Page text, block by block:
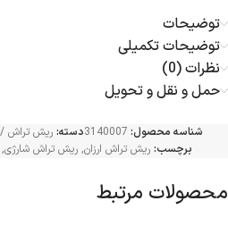
توضیحات
توضیحات تکمیلی
نظرات (0)
حمل و نقل و تحویل
شناسه محصول: 3140007دسته: ریش تراش
برچسب: ریش تراش ارزان, ریش تراش شارژی,
محصولات مرتبط